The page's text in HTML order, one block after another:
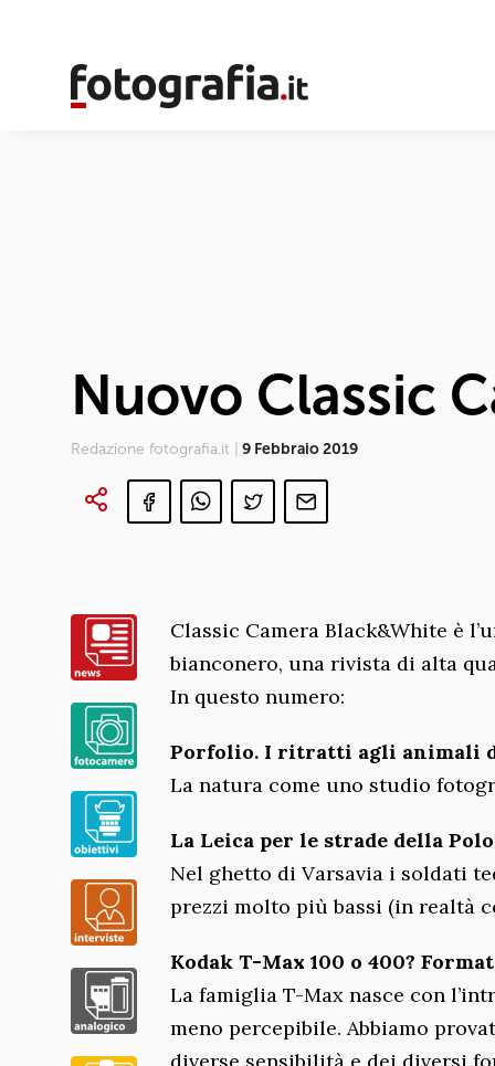
Nuovo Classic
Redazione fotografia.it | 9 Febbraio 2019
Classic Camera Black&White è
bianconero, una rivista di alta
In questo numero:
Porfolio. I ritratti agli animali
La natura come uno studio
La Leica per le strade della
Nel ghetto di Varsavia i soldati
prezzi molto più bassi (in realtà
Kodak T-Max 100 o 400?
La famiglia T-Max nasce con
meno percepibile. Abbiamo